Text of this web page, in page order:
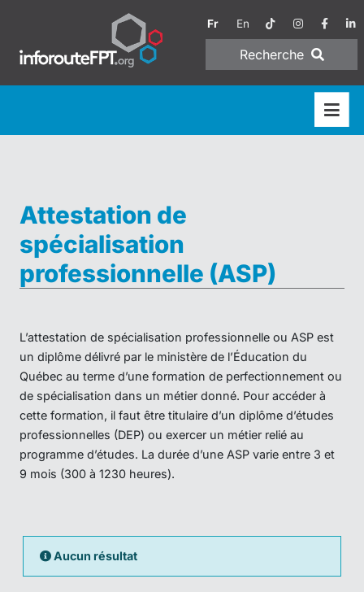
Fr En
Recherche
Attestation de
spécialisation
professionnelle (ASP)
L’attestation de spécialisation professionnelle ou ASP est
un diplôme délivré par le ministère de l’Éducation du
Québec au terme d’une formation de perfectionnement ou
de spécialisation dans un métier donné. Pour accéder à
cette formation, il faut être titulaire d’un diplôme d’études
professionnelles (DEP) ou exercer un métier relié au
programme d’études. La durée d’une ASP varie entre 3 et
9 mois (300 à 1230 heures).
Aucun résultat